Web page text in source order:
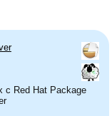
c Red Hat Package